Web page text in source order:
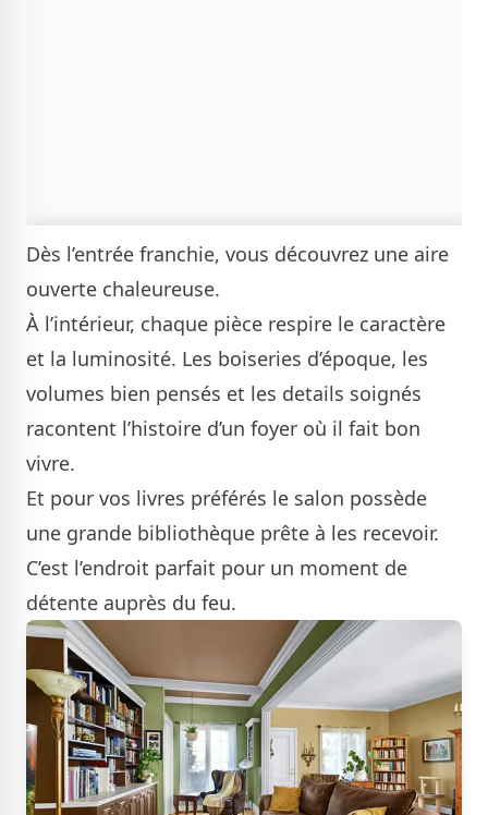
Dès l’entrée franchie, vous découvrez une aire
ouverte chaleureuse.
À l’intérieur, chaque pièce respire le caractère
et la luminosité. Les boiseries d’époque, les
volumes bien pensés et les details soignés
racontent l’histoire d’un foyer où il fait bon
vivre.
Et pour vos livres préférés le salon possède
une grande bibliothèque prête à les recevoir.
C’est l’endroit parfait pour un moment de
détente auprès du feu.